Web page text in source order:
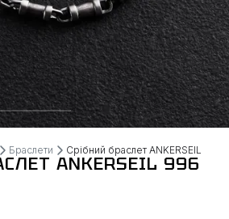
Браслети Срібний браслет ANKERSEIL
ANKERSEIL 996